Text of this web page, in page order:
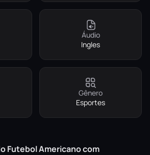
Áudio
Ingles
Gênero
Esportes
Futebol Americano com